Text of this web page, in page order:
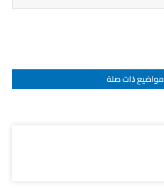
مواضيع ﺫات صلة